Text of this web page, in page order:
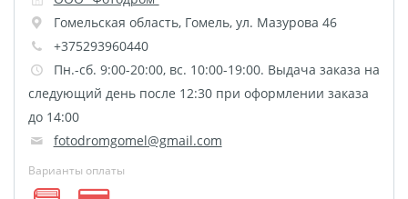
размеров
Портреты в стиле
Картины на холсте
Печать чертежей
Холст настольный с
мольбертом
Roll up
Гомельская область, Гомель, ул. Мазурова 46
+375293960440
Пн.-сб. 9:00-20:00, вс. 10:00-19:00. Выдача заказа на
следующий день после 12:30 при оформлении заказа
до 14:00
fotodromgomel@gmail.com
Варианты оплаты